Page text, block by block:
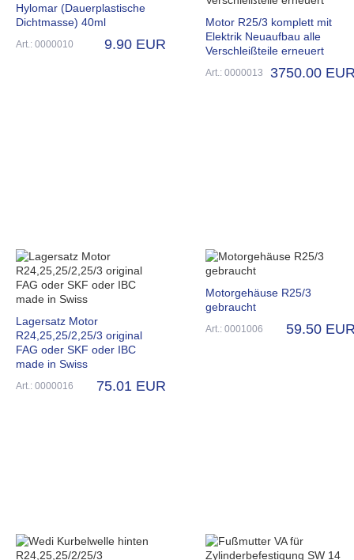
Hylomar (Dauerplastische
Dichtmasse) 40ml
Art.: 0000010 9.90 EUR
Motor R25/3 komplett mit
Elektrik Neuaufbau alle
Verschleißteile erneuert
Art.: 0000013 3750.00
Lagersatz Motor
R24,25,25/2,25/3 original
FAG oder SKF oder IBC
made in Swiss
Art.: 0000016 75.01 EUR
Motorgehäuse R25/3
gebraucht
Art.: 0001006 59.50